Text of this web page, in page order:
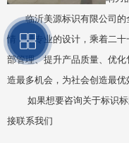
临沂美源标识有限公司的
情，最专业的设计，乘着二
部管理、提升产品质量、优
造最多机会，为社会创造最优
如果想要咨询关于标识标
接联系我们